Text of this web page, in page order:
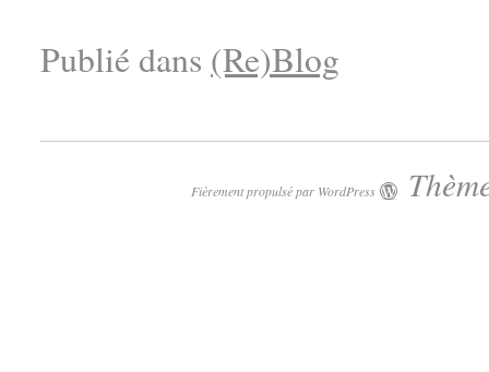
Publié dans (Re)Blog
Fièrement propulsé par WordPress